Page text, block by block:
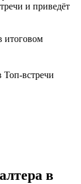
и приведёт
итоговом
Топ-встречи
в